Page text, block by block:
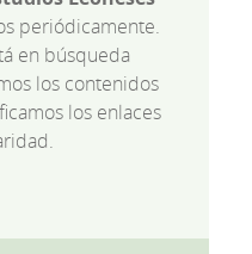
periódicamente.
en búsqueda
los contenidos
los enlaces